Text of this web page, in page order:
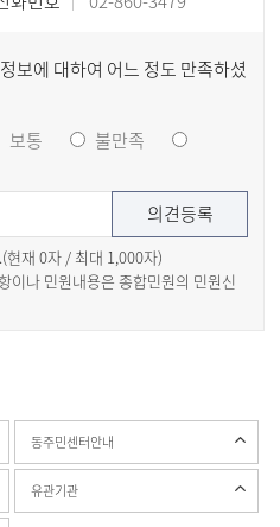
보에 대하여 어느 정도 만족하셨
보통
불만족
현재 0자 / 최대 1,000자)
이나 민원내용은 종합민원의 민원신
동주민센터안내
유관기관